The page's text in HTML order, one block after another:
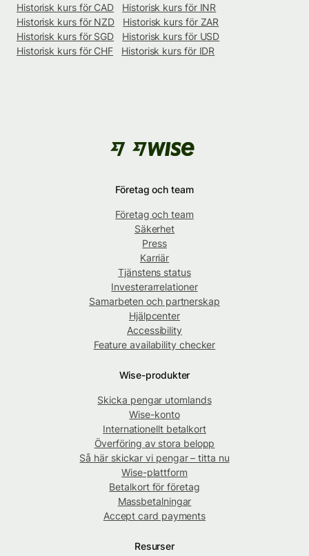
Historisk kurs för CAD
Historisk kurs för INR
Historisk kurs för NZD
Historisk kurs för ZAR
Historisk kurs för SGD
Historisk kurs för USD
Historisk kurs för CHF
Historisk kurs för IDR
Företag och team
Företag och team
Säkerhet
Press
Karriär
Tjänstens status
Investerarrelationer
Samarbeten och partnerskap
Hjälpcenter
Accessibility
Feature availability checker
Wise-produkter
Skicka pengar utomlands
Wise-konto
Internationellt betalkort
Överföring av stora belopp
Så här skickar vi pengar – titta nu
Wise-plattform
Betalkort för företag
Massbetalningar
Accept card payments
Resurser